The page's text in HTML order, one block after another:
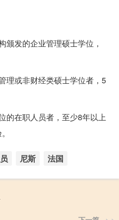
颁发的企业管理硕士学位，
理或非财经类硕士学位者，5
的在职人员者，至少8年以上
尼斯 法国